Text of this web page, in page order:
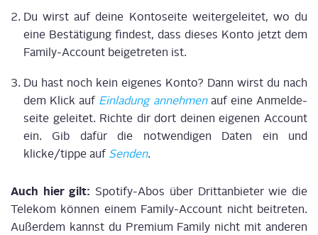
Du wirst auf dei­ne Kon­to­sei­te wei­ter­ge­lei­tet, wo du
eine Bestä­ti­gung fin­dest, dass die­ses Kon­to jetzt dem
Fami­ly-Account bei­getre­ten ist.
Du hast noch kein eige­nes Kon­to? Dann wirst du nach
dem Klick auf Ein­la­dung anneh­menauf eine Anmel­de­
sei­te gelei­tet. Rich­te dir dort dei­nen eige­nen Account
ein. Gib dafür die not­wen­di­gen Daten ein und
klicke/tippe auf Sen­den.
Auch hier gilt: Spo­ti­fy-Abos über Dritt­an­bie­ter wie die
Tele­kom kön­nen einem Fami­ly-Account nicht bei­tre­ten.
Außer­dem kannst du Pre­mi­um Fami­ly nicht mit ande­ren